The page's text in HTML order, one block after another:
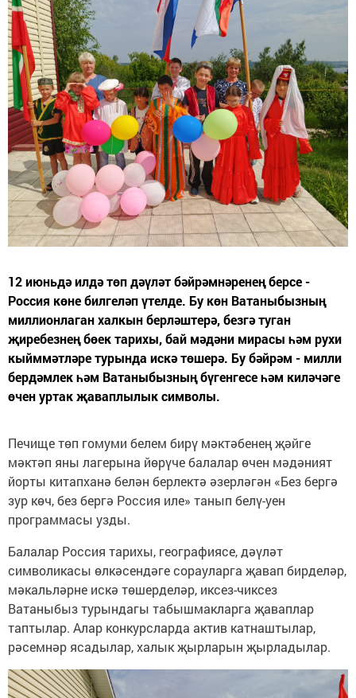
12 июньдә илдә төп дәүләт бәйрәмнәренең берсе -
Россия көне билгеләп үтелде. Бу көн Ватаныбызның
миллионлаган халкын берләштерә, безгә туган
җиребезнең бөек тарихы, бай мәдәни мирасы һәм рухи
кыйммәтләре турында искә төшерә. Бу бәйрәм - милли
бердәмлек һәм Ватаныбызның бүгенгесе һәм киләчәге
өчен уртак җаваплылык символы.
Печище төп гомуми белем бирү мәктәбенең җәйге
мәктәп яны лагерына йөрүче балалар өчен мәдәният
йорты китапханә белән берлектә әзерләгән «Без бергә
зур көч, без бергә Россия иле» танып белү-уен
программасы узды.
Балалар Россия тарихы, географиясе, дәүләт
символикасы өлкәсендәге сорауларга җавап бирделәр,
мәкальләрне искә төшерделәр, иксез-чиксез
Ватаныбыз турындагы табышмакларга җаваплар
таптылар. Алар конкурсларда актив катнаштылар,
рәсемнәр ясадылар, халык җырларын җырладылар.